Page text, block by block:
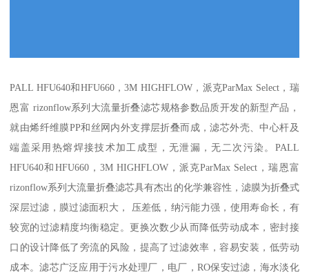
PALL HFU640和HFU660，3M HIGHFLOW，派克ParMax Select，瑞
恩富 rizonflow系列大流量折叠滤芯规格参数品质开发的新型产品，
就由烯纤维膜PP和丝网内外支撑层折叠而成，滤芯外壳、中心杆及
端盖采用热熔焊接技术加工成型，无泄漏，无二次污染。PALL
HFU640和HFU660，3M HIGHFLOW，派克ParMax Select，瑞恩富
rizonflow系列大流量折叠滤芯具有杰出的化学兼容性，滤膜为折叠式
深层过滤，膜过滤面积大， 压差低，纳污能力强，使用寿命长，有
较宽的过滤精度均衡稳定。更换次数少从而降低劳动成本，密封接
口的设计降低了旁流的风险，提高了过滤效率，容易安装，低劳动
成本。滤芯广泛应用于污水处理厂，电厂，RO保安过滤，海水淡化